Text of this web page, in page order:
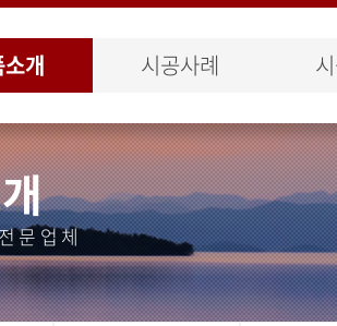
개 시공사례
문업체